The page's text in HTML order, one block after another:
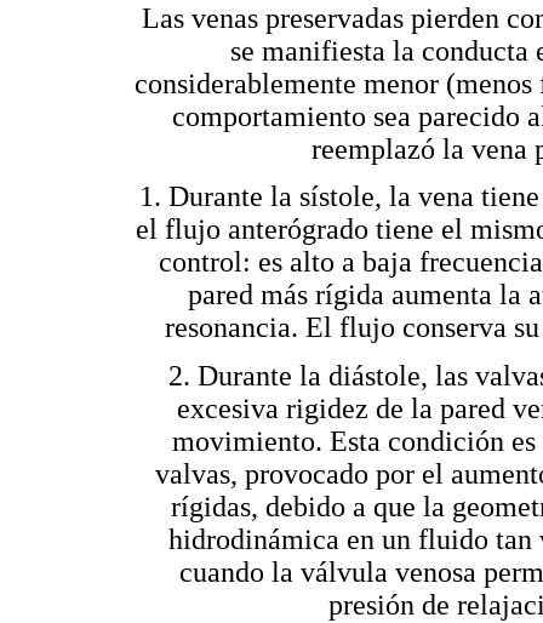
Las venas preservadas pierden
se manifiesta la conducta
considerablemente menor
comportamiento sea parecido
reemplazó la vena
1. Durante la sístole, la vena
el flujo anterógrado tiene el
control: es alto a baja
pared más rígida aumenta la
resonancia. El flujo conserva
2. Durante la diástole, las
excesiva rigidez de la pared
movimiento. Esta condición
valvas, provocado por el
rígidas, debido a que la
hidrodinámica en un fluido tan
cuando la válvula venosa
presión de